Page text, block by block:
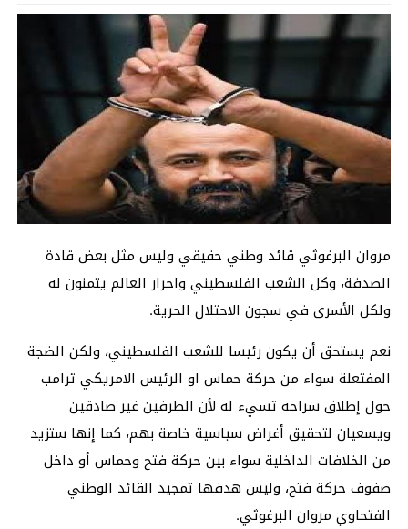
مروان البرغوثي قائد وطني حقيقي وليس مثل بعض قادة
الصدفة، وكل الشعب الفلسطيني واحرار العالم يتمنون له
ولكل الأسرى في سجون الاحتلال الحرية.
نعم يستحق أن يكون رئيسا للشعب الفلسطيني، ولكن الضجة
المفتعلة سواء من حركة حماس او الرئيس الامريكي ترامب
حول إطلاق سراحه تسيء له لأن الطرفين غير صادقين
ويسعيان لتحقيق أغراض سياسية خاصة بهم، كما إنها ستزيد
من الخلافات الداخلية سواء بين حركة فتح وحماس أو داخل
صفوف حركة فتح، وليس هدفها تمجيد القائد الوطني
الفتحاوي مروان البرغوثي.